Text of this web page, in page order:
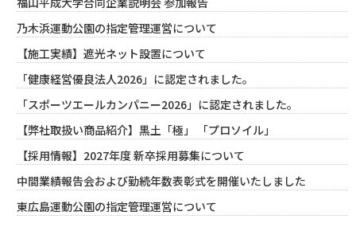
乃木浜運動公園の指定管理運営について
【施工実績】遮光ネット設置について
「健康経営優良法人2026」に認定されました。
「スポーツエールカンパニー2026」に認定されました。
【弊社取扱い商品紹介】黒土「極」 「プロソイル」
【採用情報】2027年度 新卒採用募集について
中間業績報告会および勤続年数表彰式を開催いたしました
東広島運動公園の指定管理運営について